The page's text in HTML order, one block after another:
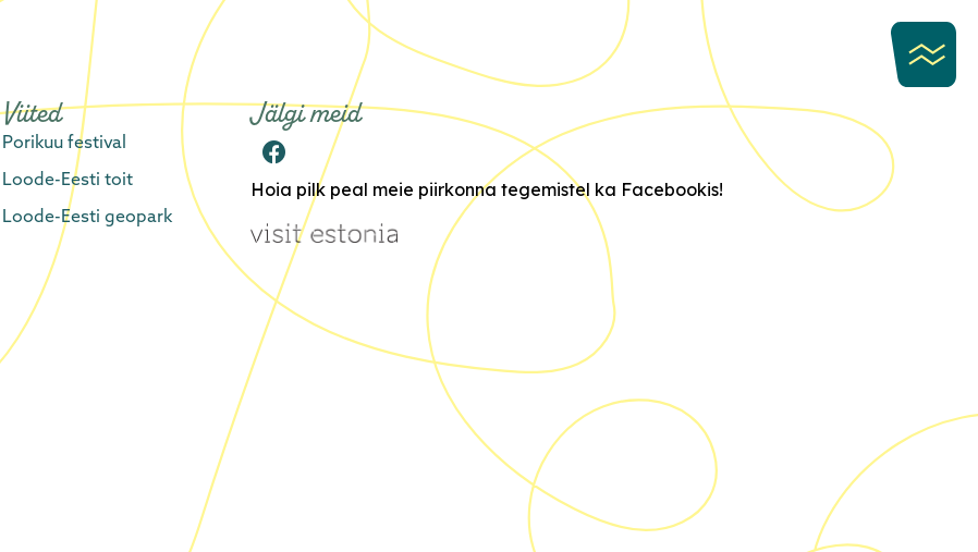
Viited
Porikuu festival
Loode-Eesti toit
Loode-Eesti geopark
Jälgi meid
Hoia pilk peal meie piirkonna tegemistel ka Facebookis!